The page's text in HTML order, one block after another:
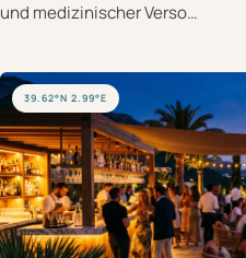
und medizinischer Verso…
39.62°N 2.99°E